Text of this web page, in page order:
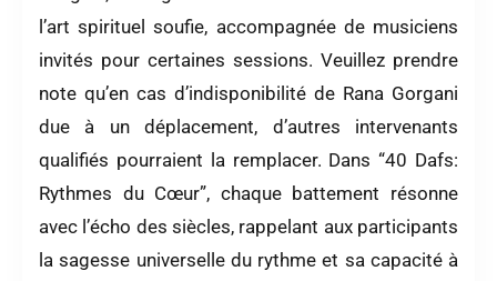
l’art spirituel soufie, accompagnée de musiciens
invités pour certaines sessions. Veuillez prendre
note qu’en cas d’indisponibilité de Rana Gorgani
due à un déplacement, d’autres intervenants
qualifiés pourraient la remplacer. Dans “40 Dafs:
Rythmes du Cœur”, chaque battement résonne
avec l’écho des siècles, rappelant aux participants
la sagesse universelle du rythme et sa capacité à